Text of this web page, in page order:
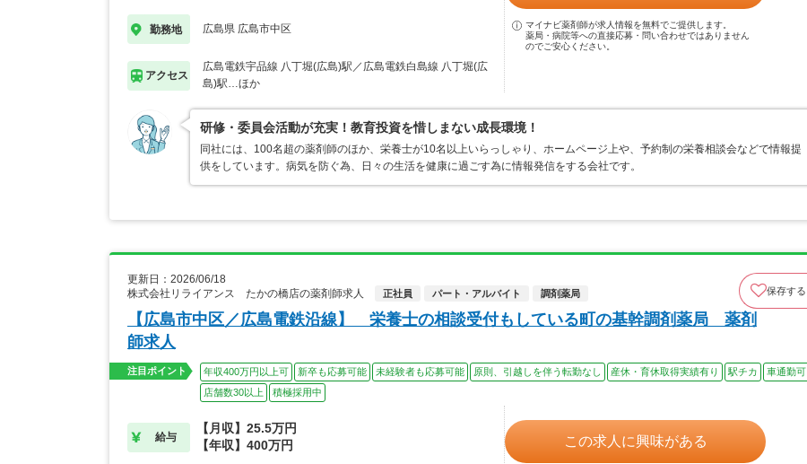
勤務地 広島県 広島市中区
アクセス
広島電鉄宇品線 八丁堀(広島)駅／広島電鉄白島線 八丁堀(広
島)駅…ほか
マイナビ薬剤師が求人情報を無料でご提供します。
薬局・病院等への直接応募・問い合わせではありません
のでご安心ください。
研修・委員会活動が充実！教育投資を惜しまない成長環境！
同社には、100名超の薬剤師のほか、栄養士が10名以上いらっしゃり、ホームページ上や、予約制の栄養相談会などで情報提
供をしています。病気を防ぐ為、日々の生活を健康に過ごす為に情報発信をする会社です。
更新日：2026/06/18
株式会社リライアンス たかの橋店の薬剤師求人
正社員 パート・アルバイト 調剤薬局 保存する
【広島市中区／広島電鉄沿線】 栄養士の相談受付もしている町の基幹調剤薬局 薬剤
師求人
注目ポイント 年収400万円以上可 新卒も応募可能 未経験者も応募可能 原則、引越しを伴う転勤なし 産休・育休取得実績有り 駅チカ
車通勤可
店舗数30以上
積極採用中
給与
【月収】25.5万円
【年収】400万円
この求人に興味がある